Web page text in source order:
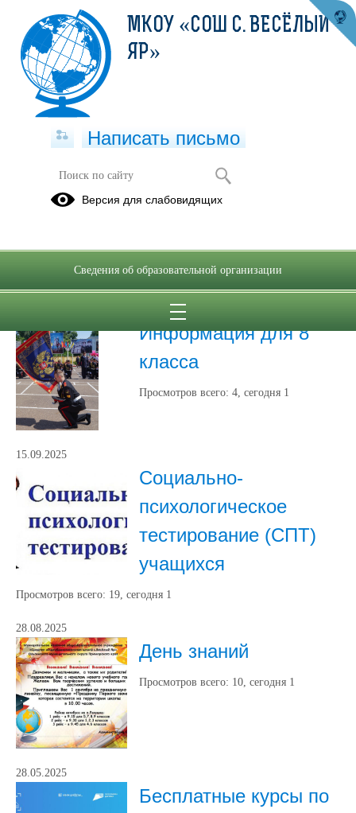
Новости
Информация для 8
класса
Просмотров всего: 4, сегодня 1
15.09.2025
Социально-
психологическое
тестирование (СПТ)
учащихся
Просмотров всего: 19, сегодня 1
28.08.2025
День знаний
Просмотров всего: 10, сегодня 1
28.05.2025
Бесплатные курсы по
МКОУ «СОШ С. ВЕСЁЛЫЙ
ЯР»
Написать письмо
Версия для слабовидящих
Сведения об образовательной организации